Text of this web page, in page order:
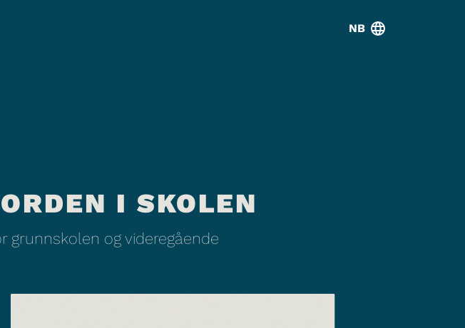
NB
I SKOLEN
grunnskolen og videregående